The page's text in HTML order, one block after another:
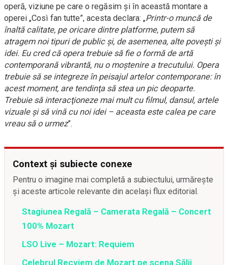
operă, viziune pe care o regăsim și în această montare a
operei „Così fan tutte”, acesta declara: „Printr-o muncă de
înaltă calitate, pe oricare dintre platforme, putem să
atragem noi tipuri de public şi, de asemenea, alte poveşti şi
idei. Eu cred că opera trebuie să fie o formă de artă
contemporană vibrantă, nu o moştenire a trecutului. Opera
trebuie să se integreze în peisajul artelor contemporane: în
acest moment, are tendinţa să stea un pic deoparte.
Trebuie să interacţioneze mai mult cu filmul, dansul, artele
vizuale şi să vină cu noi idei – aceasta este calea pe care
vreau să o urmez”.
Context și subiecte conexe
Pentru o imagine mai completă a subiectului, urmărește
și aceste articole relevante din același flux editorial.
Stagiunea Regală – Camerata Regală – Concert
100% Mozart
LSO Live – Mozart: Requiem
Celebrul Recviem de Mozart pe scena Sălii